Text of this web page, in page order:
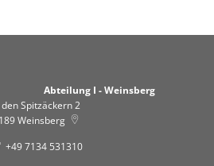
Abteilung I - Weinsberg
den Spitzäckern 2
Weinsberg
+49 7134 531310